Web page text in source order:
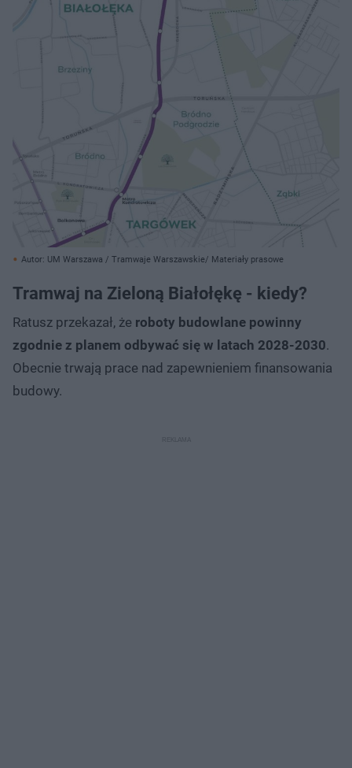
Autor: UM Warszawa / Tramwaje Warszawskie/ Materiały prasowe
Tramwaj na Zieloną Białołękę - kiedy?
Ratusz przekazał, że roboty budowlane powinny
zgodnie z planem odbywać się w latach 2028-2030.
Obecnie trwają prace nad zapewnieniem finansowania
budowy.